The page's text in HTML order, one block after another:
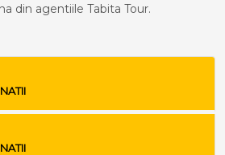
din agentiile Tabita Tour.